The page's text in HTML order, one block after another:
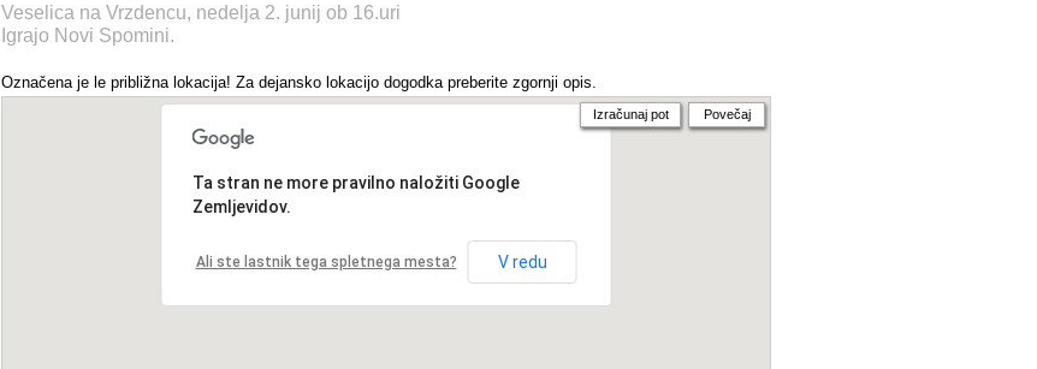
Veselica na Vrzdencu, nedelja 2. junij ob 16.uri
Igrajo Novi Spomini.
Označena je le približna lokacija! Za dejansko lokacijo dogodka preberite zgornji opis.
Ta stran ne more pravilno naložiti Google
Zemljevidov.
Ali ste lastnik tega spletnega mesta? V redu
Izračunaj pot Povečaj